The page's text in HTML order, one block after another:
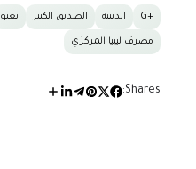
+G الدبيبة الصديق الكبير بعيو
مصرف ليبيا المركزي
Shares: